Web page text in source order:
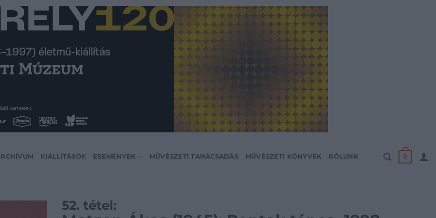
KIÁLLÍTÁSOK ESEMÉNYEK MŰVÉSZETI TANÁCSADÁS MŰVÉSZETI KÖNYVEK RÓLUNK 0
52. tétel: